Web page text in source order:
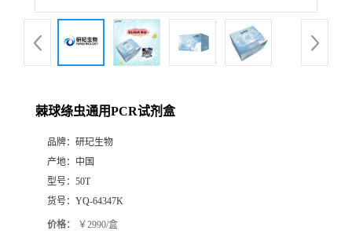
棘球绦虫通用PCR试剂盒
品牌： 研玘生物
产地： 中国
型号： 50T
货号： YQ-64347K
价格： ￥2990/盒